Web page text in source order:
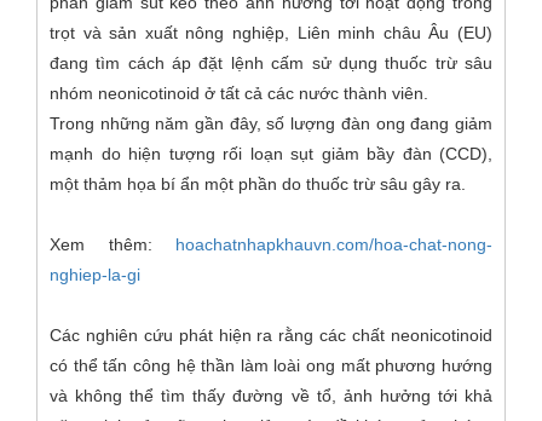
trọt và sản xuất nông nghiệp, Liên minh châu Âu (EU)
đang tìm cách áp đặt lệnh cấm sử dụng thuốc trừ sâu
nhóm neonicotinoid ở tất cả các nước thành viên.
Trong những năm gần đây, số lượng đàn ong đang giảm
mạnh do hiện tượng rối loạn sụt giảm bầy đàn (CCD),
một thảm họa bí ẩn một phần do thuốc trừ sâu gây ra.
Xem thêm: hoachatnhapkhauvn.com/hoa-chat-nong-
nghiep-la-gi
Các nghiên cứu phát hiện ra rằng các chất neonicotinoid
có thể tấn công hệ thần làm loài ong mất phương hướng
và không thể tìm thấy đường về tổ, ảnh hưởng tới khả